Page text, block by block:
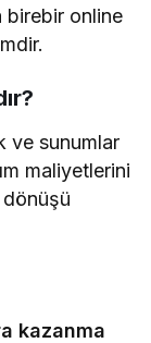
birebir online
ve sunumlar
maliyetlerini
dönüşü
kazanma